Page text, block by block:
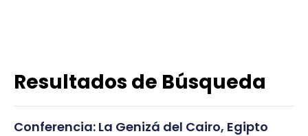
Resultados de Búsqueda
Conferencia: La Genizá del Cairo, Egipto